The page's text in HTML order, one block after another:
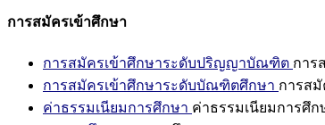
การสมัครเข้าศึกษา
การสมัครเข้าศึกษาระดับปริญญาบัณฑิต การ
การสมัครเข้าศึกษาระดับบัณฑิตศึกษา การส
ค่าธรรมเนียมการศึกษา ค่าธรรมเนียมการศึก